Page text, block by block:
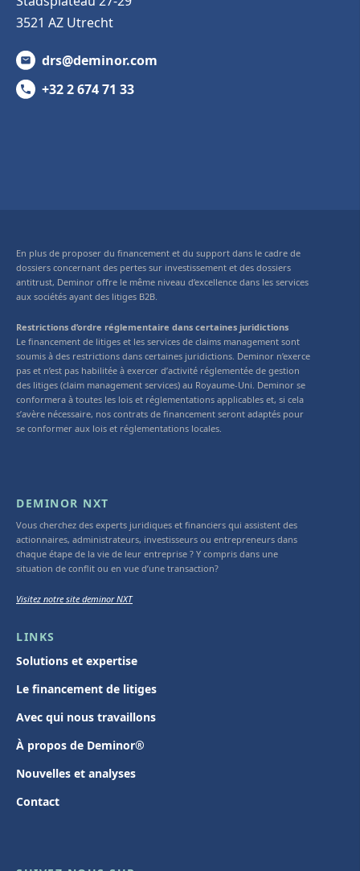
3521 AZ Utrecht
drs@deminor.com
+32 2 674 71 33
En plus de proposer du financement et du support dans le cadre de
dossiers concernant des pertes sur investissement et des dossiers
antitrust, Deminor offre le même niveau d’excellence dans les services
aux sociétés ayant des litiges B2B.
Restrictions d’ordre réglementaire dans certaines juridictions
Le financement de litiges et les services de claims management sont
soumis à des restrictions dans certaines juridictions. Deminor n’exerce
pas et n’est pas habilitée à exercer d’activité réglementée de gestion
des litiges (claim management services) au Royaume-Uni. Deminor se
conformera à toutes les lois et réglementations applicables et, si cela
s’avère nécessaire, nos contrats de financement seront adaptés pour
se conformer aux lois et réglementations locales.
DEMINOR NXT
Vous cherchez des experts juridiques et financiers qui assistent des
actionnaires, administrateurs, investisseurs ou entrepreneurs dans
chaque étape de la vie de leur entreprise ? Y compris dans une
situation de conflit ou en vue d’une transaction?
Visitez notre site deminor NXT
LINKS
Solutions et expertise
Le financement de litiges
Avec qui nous travaillons
À propos de Deminor®
Nouvelles et analyses
Contact